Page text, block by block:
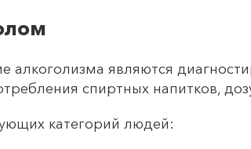
являются
спиртных напитков,
категорий людей: